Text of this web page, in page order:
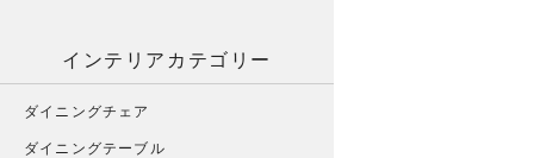
インテリアカテゴリー
ダイニングチェア
ダイニングテーブル